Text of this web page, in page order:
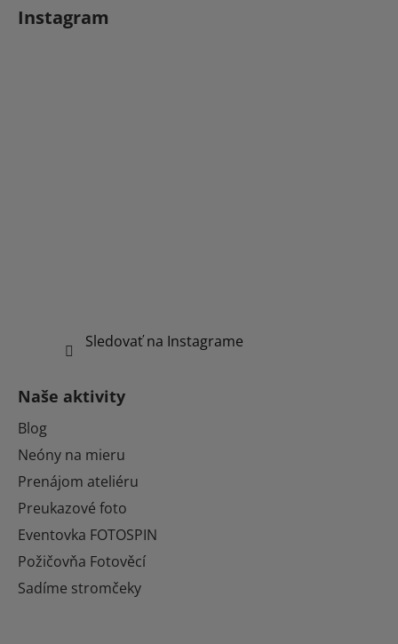
Instagram
Sledovať na Instagrame
Naše aktivity
Blog
Neóny na mieru
Prenájom ateliéru
Preukazové foto
Eventovka FOTOSPIN
Požičovňa Fotověcí
Sadíme stromčeky